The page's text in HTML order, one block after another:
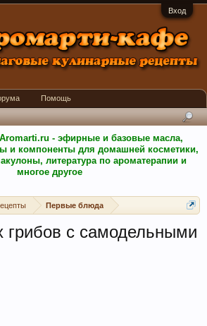
Вход
Aromarti.ru - эфирные и базовые масла,
и компоненты для домашней косметики,
литература по ароматерапии и
многое другое
Первые блюда
грибов с самодельными
Помощь